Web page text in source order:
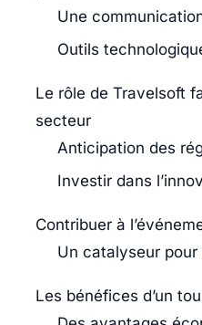
Une
Outils
Le rôle de Travelsoft
secteur
Anticipation des
Investir dans
Contribuer à
Un catalyseur
Les bénéfices d’un